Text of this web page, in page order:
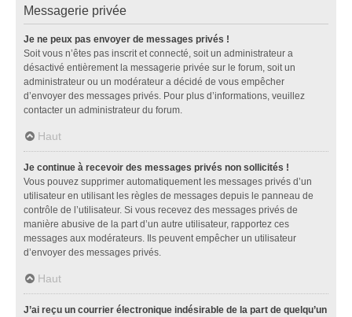
Messagerie privée
Je ne peux pas envoyer de messages privés !
Soit vous n’êtes pas inscrit et connecté, soit un administrateur a
désactivé entièrement la messagerie privée sur le forum, soit un
administrateur ou un modérateur a décidé de vous empêcher
d’envoyer des messages privés. Pour plus d’informations, veuillez
contacter un administrateur du forum.
Haut
Je continue à recevoir des messages privés non sollicités !
Vous pouvez supprimer automatiquement les messages privés d’un
utilisateur en utilisant les règles de messages depuis le panneau de
contrôle de l’utilisateur. Si vous recevez des messages privés de
manière abusive de la part d’un autre utilisateur, rapportez ces
messages aux modérateurs. Ils peuvent empêcher un utilisateur
d’envoyer des messages privés.
Haut
J’ai reçu un courrier électronique indésirable de la part de quelqu’un